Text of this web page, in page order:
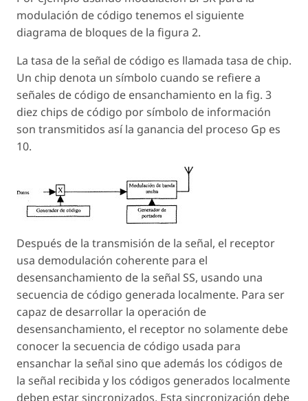
modulación de código tenemos el siguiente
diagrama de bloques de la figura 2.
La tasa de la señal de código es llamada tasa de chip.
Un chip denota un símbolo cuando se refiere a
señales de código de ensanchamiento en la fig. 3
diez chips de código por símbolo de información
son transmitidos así la ganancia del proceso Gp es
10.
Después de la transmisión de la señal, el receptor
usa demodulación coherente para el
desensanchamiento de la señal SS, usando una
secuencia de código generada localmente. Para ser
capaz de desarrollar la operación de
desensanchamiento, el receptor no solamente debe
conocer la secuencia de código usada para
ensanchar la señal sino que además los códigos de
la señal recibida y los códigos generados localmente
deben estar sincronizados. Esta sincronización debe